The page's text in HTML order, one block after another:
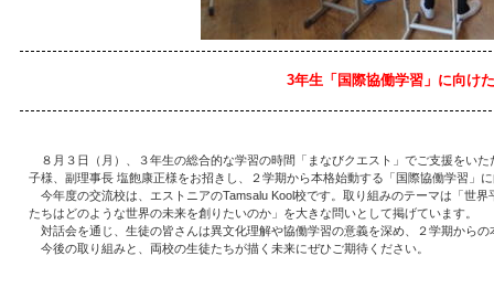
3年生「国際協働学習」に向け
８月３日（月）、３年生の総合的な学習の時間「まなびクエスト」でご支援をい
子様、副理事長 塩飽康正様をお招きし、２学期から本格始動する「国際協働学習」
今年度の交流校は、エストニアのTamsalu Kool校です。取り組みのテーマは「世
たちはどのような世界の未来を創りたいのか」を大きな問いとして掲げています。
対話会を通じ、生徒の皆さんは異文化理解や協働学習の意義を深め、２学期から
今後の取り組みと、両校の生徒たちが描く未来にぜひご期待ください。